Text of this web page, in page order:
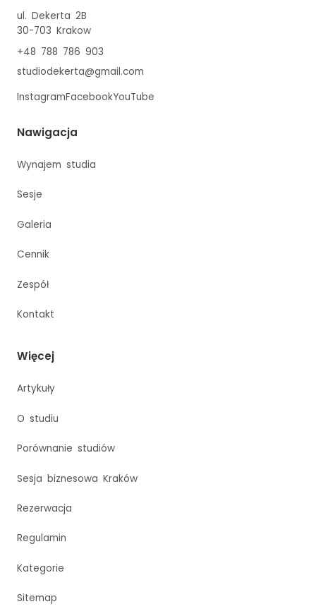
ul. Dekerta 2B
30-703 Krakow
+48 788 786 903
studiodekerta@gmail.com
InstagramFacebookYouTube
Nawigacja
Wynajem studia
Sesje
Galeria
Cennik
Zespół
Kontakt
Więcej
Artykuły
O studiu
Porównanie studiów
Sesja biznesowa Kraków
Rezerwacja
Regulamin
Kategorie
Sitemap